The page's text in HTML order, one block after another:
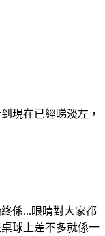
現在已經睇淡左，
係...眼睛對大家都
球上差不多就係一